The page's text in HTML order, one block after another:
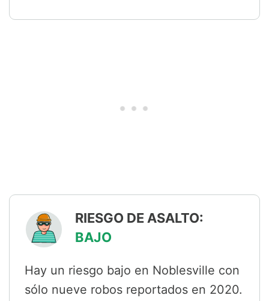
RIESGO DE ASALTO:
BAJO
Hay un riesgo bajo en Noblesville con
sólo nueve robos reportados en 2020.